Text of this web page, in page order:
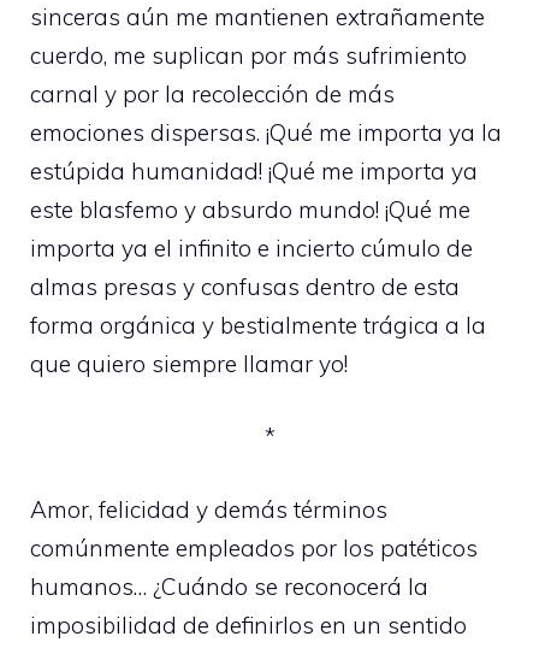
sinceras aún me mantienen extrañamente
cuerdo, me suplican por más sufrimiento
carnal y por la recolección de más
emociones dispersas. ¡Qué me importa ya la
estúpida humanidad! ¡Qué me importa ya
este blasfemo y absurdo mundo! ¡Qué me
importa ya el infinito e incierto cúmulo de
almas presas y confusas dentro de esta
forma orgánica y bestialmente trágica a la
que quiero siempre llamar yo!
*
Amor, felicidad y demás términos
comúnmente empleados por los patéticos
humanos… ¿Cuándo se reconocerá la
imposibilidad de definirlos en un sentido